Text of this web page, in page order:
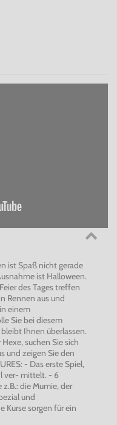
ist Spaß nicht gerade
ist Halloween.
des Tages treffen
Rennen aus und
einem
Sie bei diesem
Ihnen überlassen.
suchen Sie sich
und zeigen Sie den
- Das erste Spiel,
ver- mittelt. - 6
die Mumie, der
und
Kurse sorgen für ein